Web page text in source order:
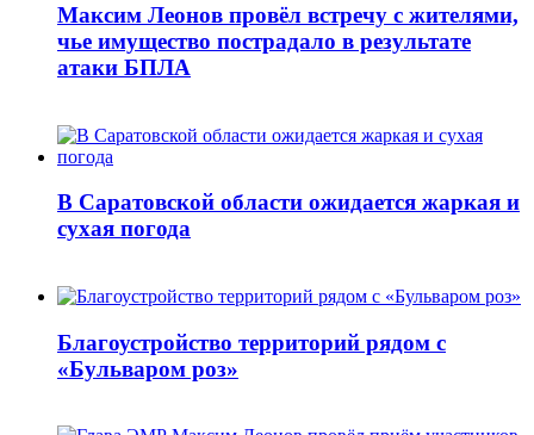
Максим Леонов провёл встречу с жителями,
чье имущество пострадало в результате
атаки БПЛА
В Саратовской области ожидается жаркая и
сухая погода
Благоустройство территорий рядом с
«Бульваром роз»